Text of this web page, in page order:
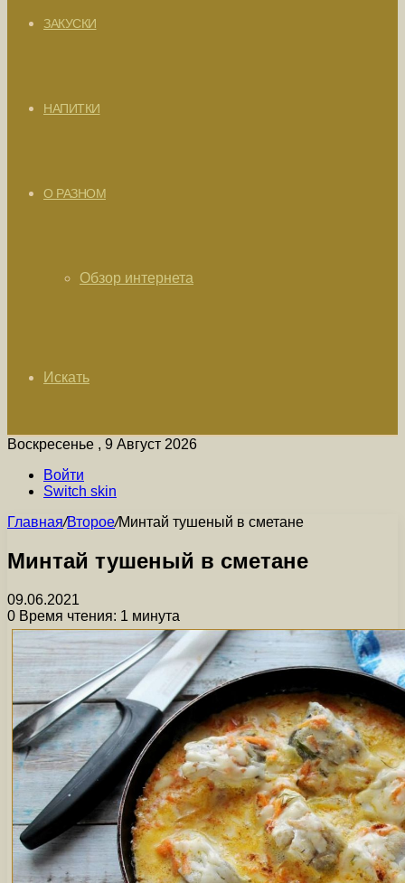
ЗАКУСКИ
НАПИТКИ
О РАЗНОМ
Обзор интернета
Искать
Воскресенье , 9 Август 2026
Войти
Switch skin
Главная/Второе/Минтай тушеный в сметане
Минтай тушеный в сметане
09.06.2021
0 Время чтения: 1 минута